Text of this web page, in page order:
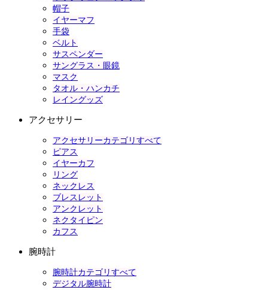
帽子
イヤーマフ
手袋
ベルト
サスペンダー
サングラス・眼鏡
マスク
タオル・ハンカチ
レイングッズ
アクセサリー
アクセサリーカテゴリすべて
ピアス
イヤーカフ
リング
ネックレス
ブレスレット
アンクレット
ネクタイピン
カフス
腕時計
腕時計カテゴリすべて
デジタル腕時計